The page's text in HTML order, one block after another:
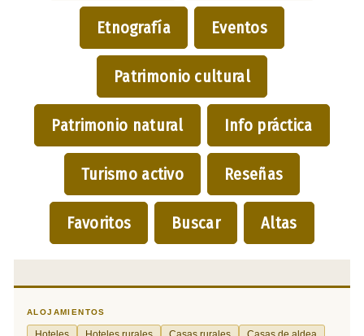
Etnografía Eventos
Patrimonio cultural
Patrimonio natural Info práctica
Turismo activo Reseñas
Favoritos Buscar Altas